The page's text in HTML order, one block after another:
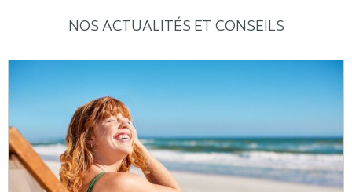
NOS ACTUALITÉS ET CONSEILS